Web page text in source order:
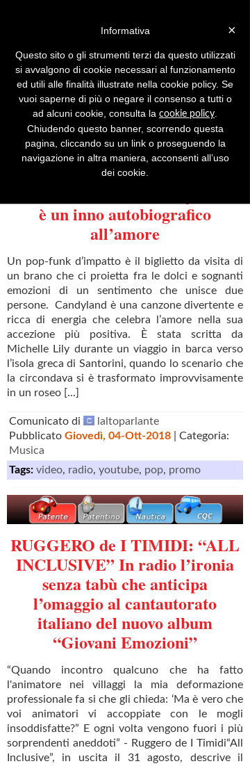
Menu Inserisci comunicato
Comunicati stampa riferiti a:pop Pag. 16
MICHELLE LILY
“CANDYLAND” il nuovo singolo
è un inno autobiografico
all’amore
Un pop-funk d’impatto è il biglietto da visita di
un brano che ci proietta fra le dolci e sognanti
emozioni di un sentimento che unisce due
persone. Candyland è una canzone divertente e
ricca di energia che celebra l’amore nella sua
accezione più positiva. È stata scritta da
Michelle Lily durante un viaggio in barca verso
l’isola greca di Santorini, quando lo scenario che
la circondava si è trasformato improvvisamente
in un roseo [...]
Comunicato di
laltoparlante
Pubblicato Giovedì, 04-Ott-2018 | Categoria:
Musica
Tags: video, radio, youtube, pop, promo
RUGGERO de I TIMIDI: “ALL
INCLUSIVE” In radio l’ironia
senza tabù che anticipa
l’omaggio al cantautorato
italiano del nuovo album
“Giovani Emozioni”
“Quando incontro qualcuno che ha fatto
l'animatore nei villaggi la mia deformazione
professionale fa si che gli chieda: ‘Ma è vero che
voi animatori vi accoppiate con le mogli
insoddisfatte?” E ogni volta vengono fuori i più
sorprendenti aneddoti” - Ruggero de I Timidi“All
Inclusive”, in uscita il 31 agosto, descrive il
×
Informativa
Questo sito o gli strumenti terzi da questo utilizzati
si avvalgono di cookie necessari al funzionamento
ed utili alle finalità illustrate nella cookie policy. Se
vuoi saperne di più o negare il consenso a tutti o
ad alcuni cookie, consulta la cookie policy
Chiudendo questo banner, scorrendo questa
pagina, cliccando su un link o proseguendo la
navigazione in altra maniera, acconsenti all’uso
dei cookie.